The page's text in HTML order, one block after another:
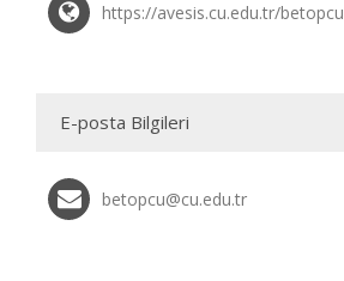
https://avesis.cu.edu.tr/betopcu
E-posta Bilgileri
betopcu@cu.edu.tr